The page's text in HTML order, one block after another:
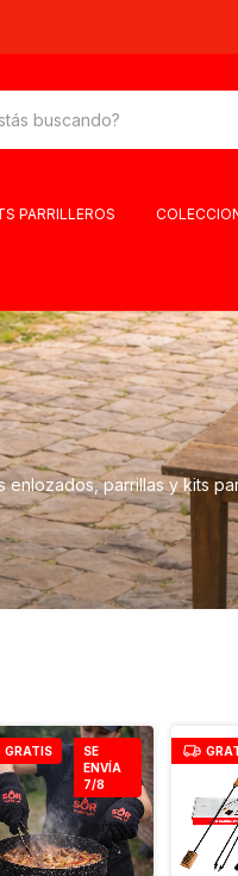
12 CUOTAS
PARRILLEROS
enlozados, parrillas y kits
GRATIS
SE
ENVÍA
7/8